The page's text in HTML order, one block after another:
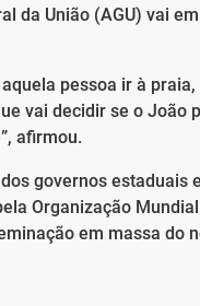
da União (AGU) vai
pessoa ir à
vai decidir se o João
afirmou.
governos estaduais
Organização
em massa do